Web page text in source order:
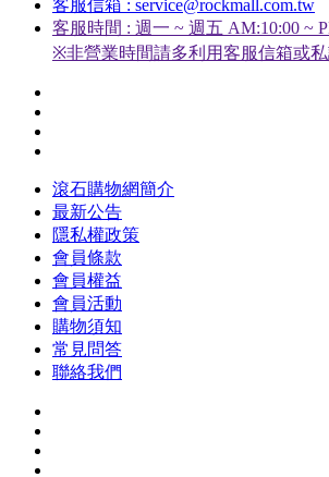
客服信箱 : service@rockmall.com.tw
客服時間 : 週一 ~ 週五 AM:10:00 ~
※非營業時間請多利用客服信箱或
滾石購物網簡介
最新公告
隱私權政策
會員條款
會員權益
會員活動
購物須知
常見問答
聯絡我們